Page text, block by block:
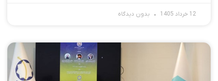
12 خرداد 1405 بدون دیدگاه